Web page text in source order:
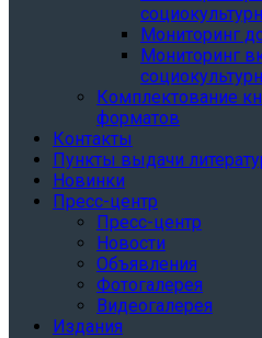
Мониторинг
Мониторинг
Комплектование
форматов
Контакты
Пункты выдачи
Новинки
Пресс-центр
Пресс-центр
Новости
Объявления
Фотогалерея
Видеогалерея
Издания